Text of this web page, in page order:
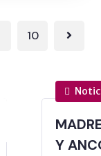
10
Y